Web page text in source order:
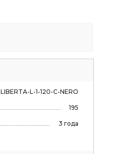
LIBERTA-L-1-120-C-NERO
195
3 года